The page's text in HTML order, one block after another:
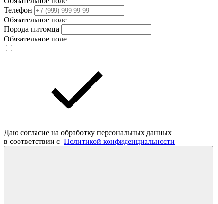
Телефон
Обязательное поле
Порода питомца
Обязательное поле
Даю согласие на обработку персональных данных
в соответствии с Политикой конфиденциальности